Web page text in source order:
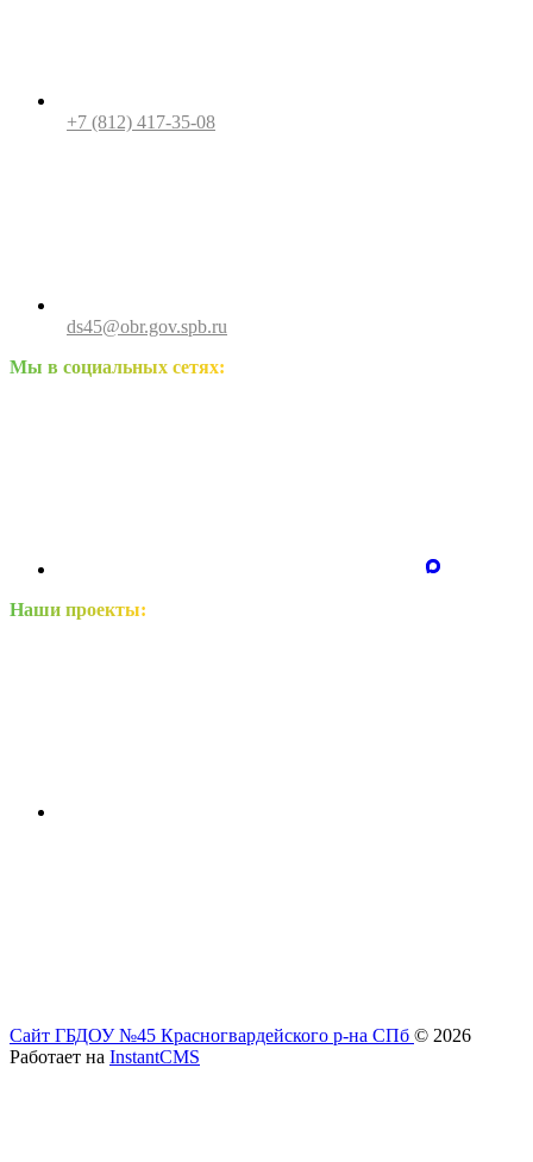
+7 (812) 417-35-08
ds45@obr.gov.spb.ru
Мы в социальных сетях:
Наши проекты:
Сайт ГБДОУ №45 Красногвардейского р-на СПб © 2026
Работает на InstantCMS